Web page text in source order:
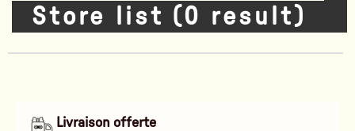
Store list (0 result)
Livraison offerte